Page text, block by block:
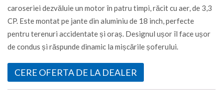
caroseriei dezvăluie un motor în patru timpi, răcit cu aer, de 3,3
CP. Este montat pe jante din aluminiu de 18 inch, perfecte
pentru terenuri accidentate și oraș. Designul ușor îl face ușor
de condus și răspunde dinamic la mișcările șoferului.
CERE OFERTA DE LA DEALER